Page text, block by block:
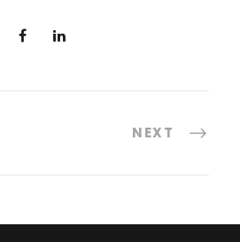
NEXT